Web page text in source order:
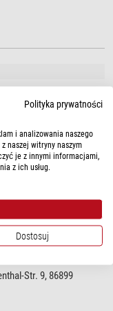
(czarnym,
może również służyć
501 No.36 BoAi
www.summit-
Str. 9, 86899
Polityka prywatności
i analizowania naszego
naszej witryny naszym
je z innymi informacjami,
z ich usług.
Dostosuj